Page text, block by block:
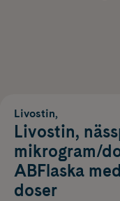
Livostin,
Livostin,
mikrogram/
ABFlaska
doser